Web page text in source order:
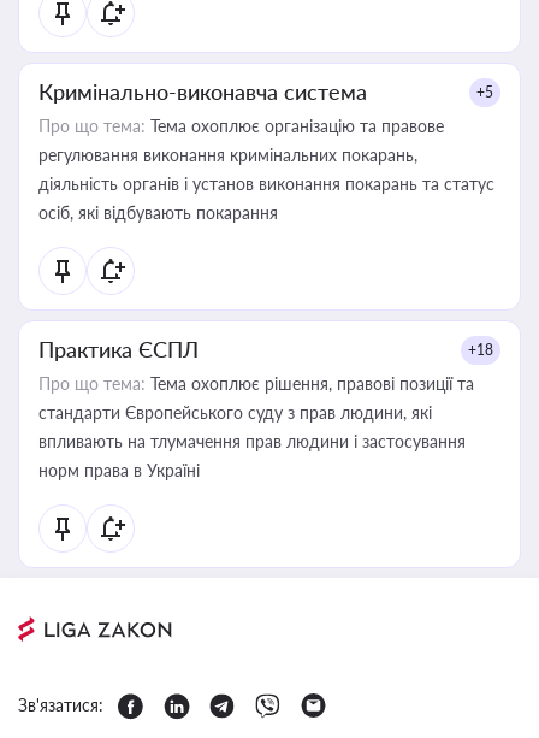
Кримінально-виконавча система +5
Про що тема: Тема охоплює організацію та правове
регулювання виконання кримінальних покарань,
діяльність органів і установ виконання покарань та статус
осіб, які відбувають покарання
Практика ЄСПЛ +18
Про що тема: Тема охоплює рішення, правові позиції та
стандарти Європейського суду з прав людини, які
впливають на тлумачення прав людини і застосування
норм права в Україні
Зв'язатися: